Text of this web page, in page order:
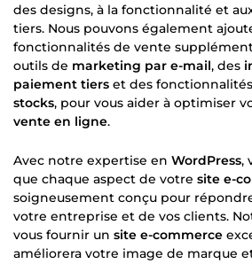
des designs, à la fonctionnalité et
tiers. Nous pouvons également
fonctionnalités de vente
outils de marketing par e-mail, des
paiement tiers et des
stocks, pour vous aider à optimiser
vente en ligne.
Avec notre expertise en WordPress,
que chaque aspect de votre site e-
soigneusement conçu pour
votre entreprise et de vos clients.
vous fournir un site e-commerce
améliorera votre image de marque